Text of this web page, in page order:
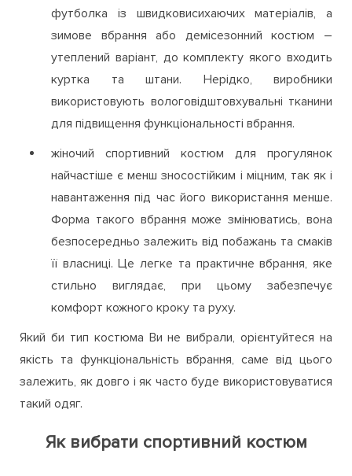
футболка із швидковисихаючих матеріалів, а
зимове вбрання або демісезонний костюм –
утеплений варіант, до комплекту якого входить
куртка та штани. Нерідко, виробники
використовують вологовідштовхувальні тканини
для підвищення функціональності вбрання.
жіночий спортивний костюм для прогулянок
найчастіше є менш зносостійким і міцним, так як і
навантаження під час його використання менше.
Форма такого вбрання може змінюватись, вона
безпосередньо залежить від побажань та смаків
її власниці. Це легке та практичне вбрання, яке
стильно виглядає, при цьому забезпечує
комфорт кожного кроку та руху.
Який би тип костюма Ви не вибрали, орієнтуйтеся на
якість та функціональність вбрання, саме від цього
залежить, як довго і як часто буде використовуватися
такий одяг.
Як вибрати спортивний костюм